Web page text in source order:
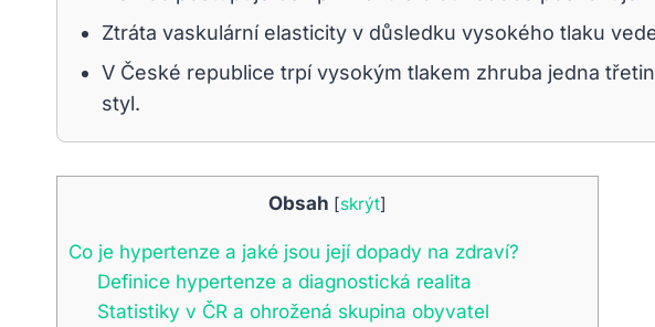
Ztráta vaskulární elasticity v důsledku vysokého tlaku
V České republice trpí vysokým tlakem zhruba jedna
styl.
Obsah [skrýt]
Co je hypertenze a jaké jsou její dopady na zdraví?
Definice hypertenze a diagnostická realita
Statistiky v ČR a ohrožená skupina obyvatel